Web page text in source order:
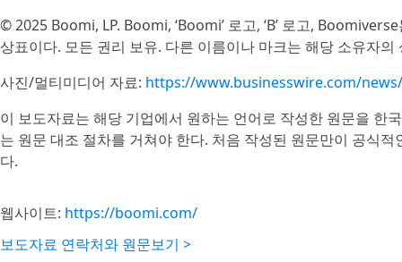
© 2025 Boomi, LP. Boomi, ‘Boomi’ 로고, ‘B’ 로고,
상표이다. 모든 권리 보유. 다른 이름이나 마크는 해당 소유자의
사진/멀티미디어 자료: https://www.businesswire.com/
이 보도자료는 해당 기업에서 원하는 언어로 작성한 원문을 한
는 원문 대조 절차를 거쳐야 한다. 처음 작성된 원문만이 공식
다.
웹사이트: https://boomi.com/
보도자료 연락처와 원문보기 >